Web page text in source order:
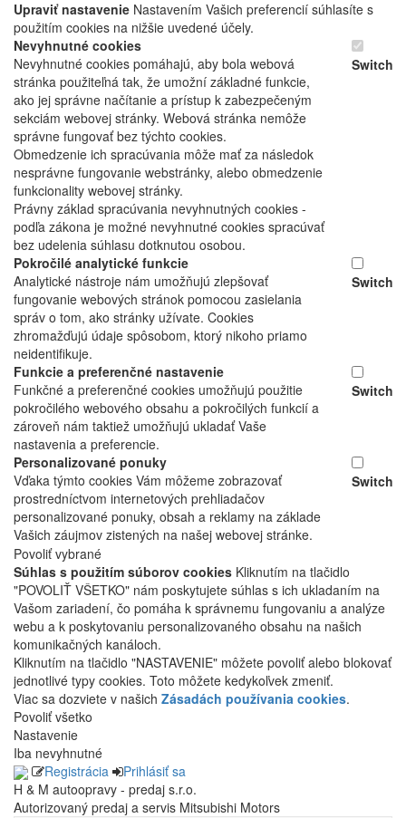
Upraviť nastavenie Nastavením Vašich preferencií súhlasíte s
použitím cookies na nižšie uvedené účely.
Nevyhnutné cookies
Nevyhnutné cookies pomáhajú, aby bola webová
stránka použiteľná tak, že umožní základné funkcie,
ako jej správne načítanie a prístup k zabezpečeným
sekciám webovej stránky. Webová stránka nemôže
správne fungovať bez týchto cookies.
Obmedzenie ich spracúvania môže mať za následok
nesprávne fungovanie webstránky, alebo obmedzenie
funkcionality webovej stránky.
Právny základ spracúvania nevyhnutných cookies -
podľa zákona je možné nevyhnutné cookies spracúvať
bez udelenia súhlasu dotknutou osobou.
Switch
Pokročilé analytické funkcie
Analytické nástroje nám umožňujú zlepšovať
fungovanie webových stránok pomocou zasielania
správ o tom, ako stránky užívate. Cookies
zhromažďujú údaje spôsobom, ktorý nikoho priamo
neidentifikuje.
Switch
Funkcie a preferenčné nastavenie
Funkčné a preferenčné cookies umožňujú použitie
pokročilého webového obsahu a pokročilých funkcií a
zároveň nám taktiež umožňujú ukladať Vaše
nastavenia a preferencie.
Switch
Personalizované ponuky
Vďaka týmto cookies Vám môžeme zobrazovať
prostredníctvom internetových prehliadačov
personalizované ponuky, obsah a reklamy na základe
Vašich záujmov zistených na našej webovej stránke.
Switch
Povoliť vybrané
Súhlas s použitím súborov cookies Kliknutím na tlačidlo
"POVOLIŤ VŠETKO" nám poskytujete súhlas s ich ukladaním na
Vašom zariadení, čo pomáha k správnemu fungovaniu a analýze
webu a k poskytovaniu personalizovaného obsahu na našich
komunikačných kanáloch.
Kliknutím na tlačidlo "NASTAVENIE" môžete povoliť alebo blokovať
jednotlivé typy cookies. Toto môžete kedykoľvek zmeniť.
Viac sa dozviete v našich Zásadách používania cookies.
Povoliť všetko
Nastavenie
Iba nevyhnutné
Registrácia
Prihlásiť sa
H & M autoopravy - predaj s.r.o.
Autorizovaný predaj a servis Mitsubishi Motors